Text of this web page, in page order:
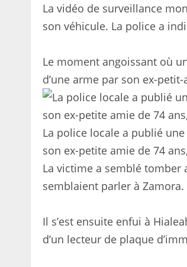
La vidéo de surveillance
son véhicule. La police a
Le moment angoissant où
d’une arme par son ex-
La police locale a publié
son ex-petite amie de 74
La victime a semblé tomber
semblaient parler à Zamora.
Il s’est ensuite enfui à
d’un lecteur de plaque